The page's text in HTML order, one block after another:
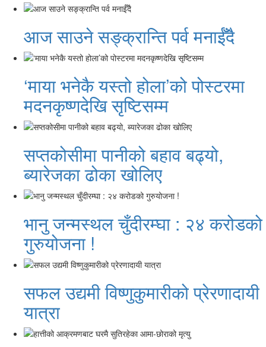
आज साउने सङ्क्रान्ति पर्व मनाईँदै
‘माया भनेकै यस्तो होला’को पोस्टरमा
मदनकृष्णदेखि सृष्टिसम्म
सप्तकोसीमा पानीको बहाव बढ्यो,
ब्यारेजका ढोका खोलिए
भानु जन्मस्थल चुँदीरम्घा : २४ करोडको
गुरुयोजना !
सफल उद्यमी विष्णुकुमारीको प्रेरणादायी
यात्रा